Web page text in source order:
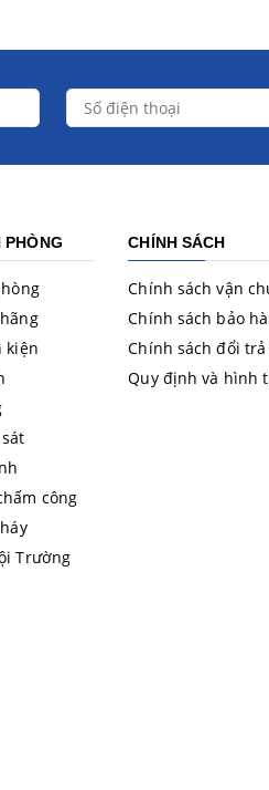
PHÒNG
kiện
công
Trường
CHÍNH SÁCH
Chính sách vận
Chính sách bảo
Chính sách đổi
Quy định và hình